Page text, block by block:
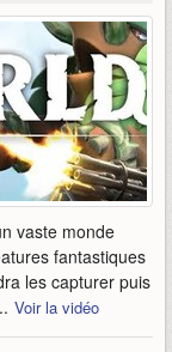
vaste monde
fantastiques
les capturer puis
Voir la vidéo